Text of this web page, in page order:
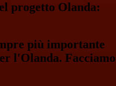
progetto Olanda:
più importante
l'Olanda. Facciamo